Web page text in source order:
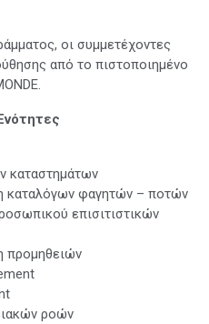
οι συμμετέχοντες
από το πιστοποιημένο
καταστημάτων
καταλόγων φαγητών – ποτών
επισιτιστικών
προμηθειών
ροών